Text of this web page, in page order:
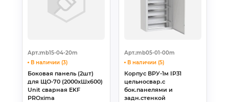
Арт.:mb15-04-20m
В наличии (3)
Боковая панель (2шт)
для ЩО-70 (2000хШх600)
Unit сварная EKF
PROxima
Арт.:mb05-01-00m
В наличии (5)
Корпус ВРУ-1м IP31
цельносвар.с
бок.панелями и
задн.стенкой